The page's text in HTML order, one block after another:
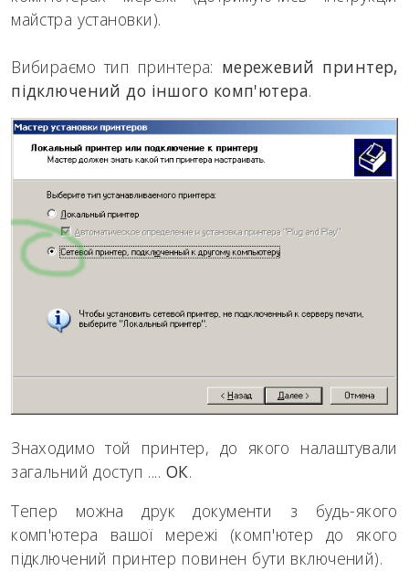
майстра установки).
Вибираємо тип принтера: мережевий принтер,
підключений до іншого комп'ютера.
Знаходимо той принтер, до якого налаштували
загальний доступ .... ОК.
Тепер можна друк документи з будь-якого
комп'ютера вашої мережі (комп'ютер до якого
підключений принтер повинен бути включений).